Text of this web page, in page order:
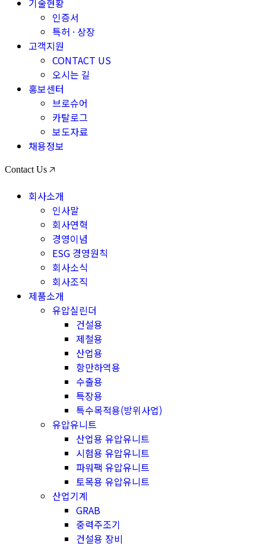
기술현황
인증서
특허 · 상장
고객지원
CONTACT US
오시는 길
홍보센터
브로슈어
카탈로그
보도자료
채용정보
Contact Us 🡥
회사소개
인사말
회사연혁
경영이념
ESG 경영원칙
회사소식
회사조직
제품소개
유압실린더
건설용
제철용
산업용
항만하역용
수출용
특장용
특수목적용(방위사업)
유압유니트
산업용 유압유니트
시험용 유압유니트
파워팩 유압유니트
토목용 유압유니트
산업기계
GRAB
중력주조기
건설용 장비